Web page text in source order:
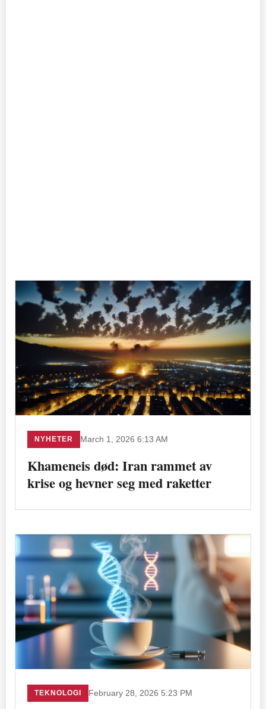
NYHETER March 1, 2026 6:13 AM
Khameneis død: Iran rammet av
krise og hevner seg med raketter
TEKNOLOGI February 28, 2026 5:23 PM